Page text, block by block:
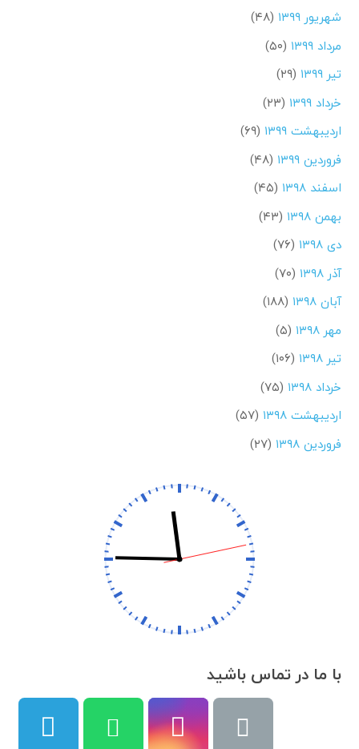
شهریور ۱۳۹۹
(۴۸)
مرداد ۱۳۹۹
(۵۰)
تیر ۱۳۹۹
(۲۹)
خرداد ۱۳۹۹
(۲۳)
اردیبهشت ۱۳۹۹
(۶۹)
فروردین ۱۳۹۹
(۴۸)
اسفند ۱۳۹۸
(۴۵)
بهمن ۱۳۹۸
(۴۳)
دی ۱۳۹۸
(۷۶)
آذر ۱۳۹۸
(۷۰)
آبان ۱۳۹۸
(۱۸۸)
مهر ۱۳۹۸
(۵)
تیر ۱۳۹۸
(۱۰۶)
خرداد ۱۳۹۸
(۷۵)
اردیبهشت ۱۳۹۸
(۵۷)
فروردین ۱۳۹۸
(۲۷)
با ما در تماس باشید